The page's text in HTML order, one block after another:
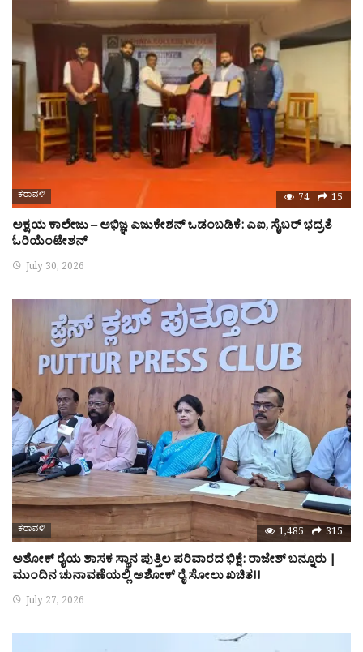
ಕರಾವಳಿ 74 15
ಅಕ್ಷಯ ಕಾಲೇಜು – ಅಭಿಜ್ಞ ಎಜುಕೇಶನ್ ಒಡಂಬಡಿಕೆ: ಎಐ, ಸೈಬರ್ ಭದ್ರತೆ
ಓರಿಯೆಂಟೇಶನ್
July 30, 2026
ಕರಾವಳಿ 1,485 315
ಅಶೋಕ್ ರೈಯ ಶಾಸಕ ಸ್ಥಾನ ಪುತ್ತಿಲ ಪರಿವಾರದ ಭಿಕ್ಷೆ: ರಾಜೇಶ್ ಬನ್ನೂರು |
ಮುಂದಿನ ಚುನಾವಣೆಯಲ್ಲಿ ಅಶೋಕ್ ರೈ ಸೋಲು ಖಚಿತ!!
July 27, 2026